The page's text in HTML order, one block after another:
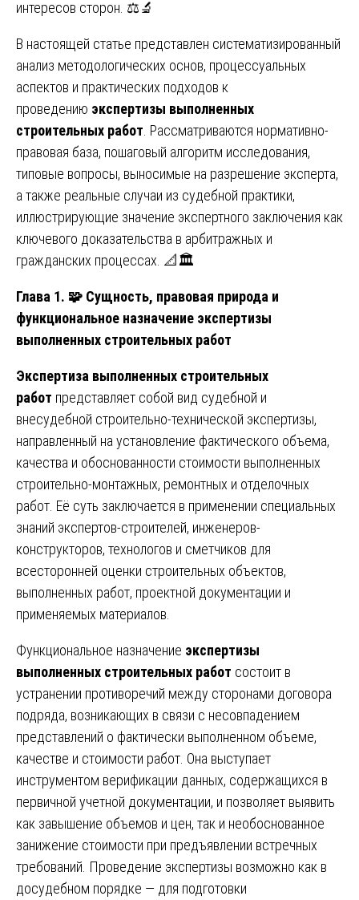
интересов сторон. ⚖️🔬
В настоящей статье представлен систематизированный
анализ методологических основ, процессуальных
аспектов и практических подходов к
проведению экспертизы выполненных
строительных работ . Рассматриваются нормативно-
правовая база, пошаговый алгоритм исследования,
типовые вопросы, выносимые на разрешение эксперта,
а также реальные случаи из судебной практики,
иллюстрирующие значение экспертного заключения как
ключевого доказательства в арбитражных и
гражданских процессах. 📐🏛️
Глава 1. 🧩 Сущность, правовая природа и
функциональное назначение экспертизы
выполненных строительных работ
Экспертиза выполненных строительных
работ представляет собой вид судебной и
внесудебной строительно-технической экспертизы,
направленный на установление фактического объема,
качества и обоснованности стоимости выполненных
строительно-монтажных, ремонтных и отделочных
работ. Её суть заключается в применении специальных
знаний экспертов-строителей, инженеров-
конструкторов, технологов и сметчиков для
всесторонней оценки строительных объектов,
выполненных работ, проектной документации и
применяемых материалов.
Функциональное назначение экспертизы
выполненных строительных работ состоит в
устранении противоречий между сторонами договора
подряда, возникающих в связи с несовпадением
представлений о фактически выполненном объеме,
качестве и стоимости работ. Она выступает
инструментом верификации данных, содержащихся в
первичной учетной документации, и позволяет выявить
как завышение объемов и цен, так и необоснованное
занижение стоимости при предъявлении встречных
требований. Проведение экспертизы возможно как в
досудебном порядке — для подготовки